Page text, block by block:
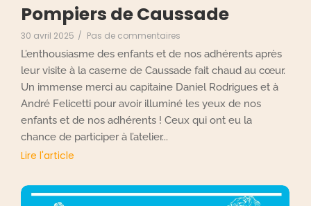
Pompiers de Caussade
30 avril 2025 / Pas de commentaires
L’enthousiasme des enfants et de nos adhérents après
leur visite à la caserne de Caussade fait chaud au cœur.
Un immense merci au capitaine Daniel Rodrigues et à
André Felicetti pour avoir illuminé les yeux de nos
enfants et de nos adhérents ! Ceux qui ont eu la
chance de participer à l’atelier...
Lire l'article